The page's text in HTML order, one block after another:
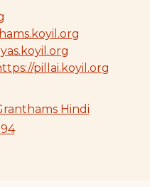
pillai.koyil.org
Hindi